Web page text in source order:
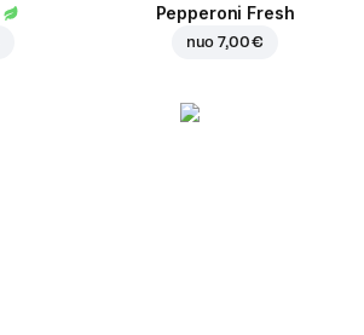
Pepperoni Fresh
nuo7,00 €